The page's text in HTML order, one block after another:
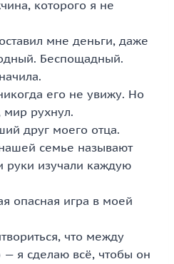
которого я не
мне деньги, даже
Беспощадный.
его не увижу. Но
мир рухнул.
друг моего отца.
семье называют
руки изучали каждую
опасная игра в моей
что между
я сделаю всё, чтобы он